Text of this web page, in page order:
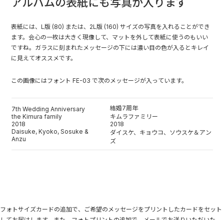
表紙には、L版 (80) または、2L版 (160) サイズの写真を入れることができ
ます。会心の一枚は大きく現像して、マットを外して表紙に使うのもいい
ですね。ガラスに刻まれたメッセージの下には濃い目の色が入るとキレイ
に見えてオススメです。
この画像にはフォント FE-03 で次のメッセージが入っています。
7th Wedding Anniversary
the Kimura family
2018
Daisuke, Kyoko, Sosuke &
Anzu
結婚7周年
キムラファミリー
2018
ダイスケ、キョウコ、ソウスケ＆アン
ズ
フォトサイズカードの追加で、ご希望のメッセージをプリントしたカードをセット